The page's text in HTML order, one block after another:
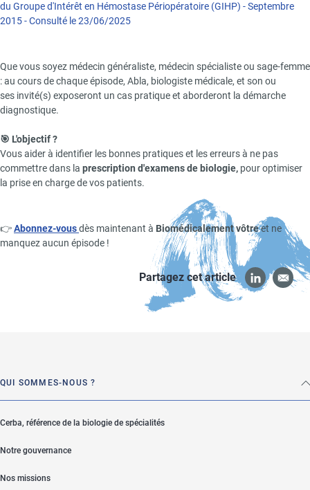
du Groupe d'Intérêt en Hémostase Périopératoire (GIHP) - Septembre
2015 - Consulté le 23/06/2025
Que vous soyez médecin généraliste, médecin spécialiste ou sage-femme
: au cours de chaque épisode, Abla, biologiste médicale, et son ou
ses invité(s) exposeront un cas pratique et aborderont la démarche
diagnostique.
🎯 L'objectif ?
Vous aider à identifier les bonnes pratiques et les erreurs à ne pas
commettre dans la prescription d'examens de biologie, pour optimiser
la prise en charge de vos patients.
👉Abonnez-vousdès maintenant à Biomédicalement vôtreet ne
manquez aucun épisode !
Partagez cet article
QUI SOMMES-NOUS ?
Cerba, référence de la biologie de spécialités
Notre gouvernance
Nos missions